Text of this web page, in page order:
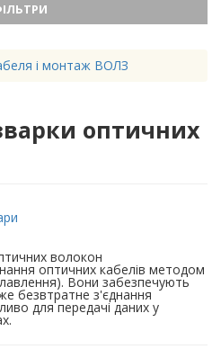
і монтаж ВОЛЗ
оптичних
волокон
оптичних кабелів методом
Вони забезпечують
безвтратне з'єднання
для передачі даних у